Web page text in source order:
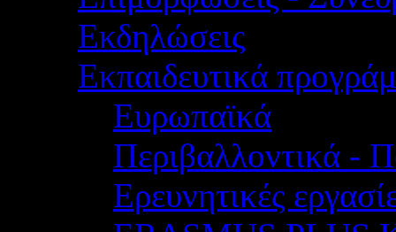
Εκδηλώσεις
Εκπαιδευτικά
Ευρωπαϊκά
Περιβαλλοντικά -
Ερευνητικές